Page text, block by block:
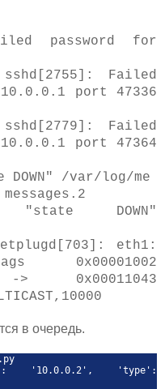
password for
Failed
port 47336
Failed
port 47364
DOWN" /var/log/me
"state DOWN"
eth1:
0x00001002
-> 0x00011043
в очередь.
'10.0.0.2', 'type':